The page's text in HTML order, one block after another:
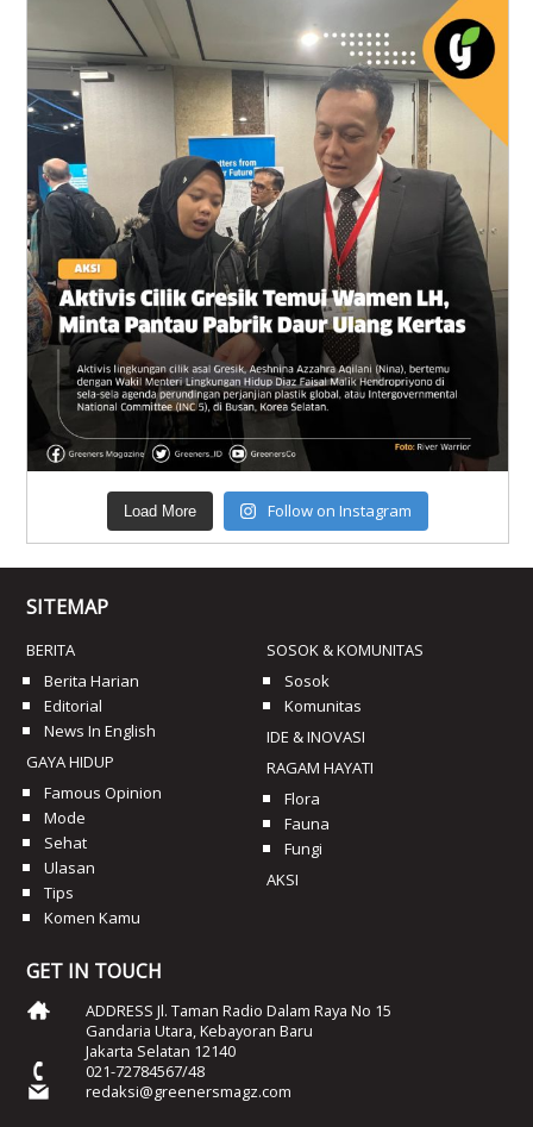
Load More Follow on Instagram
SITEMAP
BERITA
Berita Harian
Editorial
News In English
GAYA HIDUP
Famous Opinion
Mode
Sehat
Ulasan
Tips
Komen Kamu
SOSOK & KOMUNITAS
Sosok
Komunitas
IDE & INOVASI
RAGAM HAYATI
Flora
Fauna
Fungi
AKSI
GET IN TOUCH
ADDRESS Jl. Taman Radio Dalam Raya No 15
Gandaria Utara, Kebayoran Baru
Jakarta Selatan 12140
021-72784567/48
redaksi@greenersmagz.com